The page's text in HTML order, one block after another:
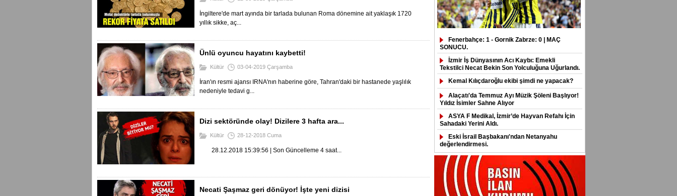
İngiltere'de mart ayında bir tarlada bulunan Roma dönemine ait yaklaşık 1720
yıllık sikke, aç...
Ünlü oyuncu hayatını kaybetti!
Kültür 03-04-2019 Çarşamba
İran'ın resmi ajansı IRNA'nın haberine göre, Tahran'daki bir hastanede yaşlılık
nedeniyle tedavi g...
Dizi sektöründe olay! Dizilere 3 hafta ara...
Kültür 28-12-2018 Cuma
28.12.2018 15:39:56 | Son Güncelleme 4 saat...
Necati Şaşmaz geri dönüyor! İşte yeni dizisi
Fenerbahçe: 1 - Gornik Zabrze: 0 | MAÇ
SONUCU.
İzmir İş Dünyasının Acı Kaybı: Emekli
Tekstilci Necat Bekin Son Yolculuğuna Uğurlandı.
Kemal Kılıçdaroğlu ekibi şimdi ne yapacak?
Alaçatı'da Temmuz Ayı Müzik Şöleni Başlıyor!
Yıldız İsimler Sahne Alıyor
ASYA F Medikal, İzmir’de Hayvan Refahı İçin
Sahadaki Yerini Aldı.
Eski İsrail Başbakanı'ndan Netanyahu
değerlendirmesi.